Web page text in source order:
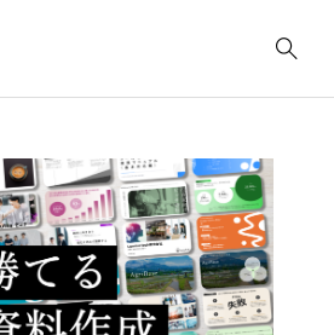
2622
コンサルティング
2025.09.23
クラウド移行に必要な
事前準備は何か？